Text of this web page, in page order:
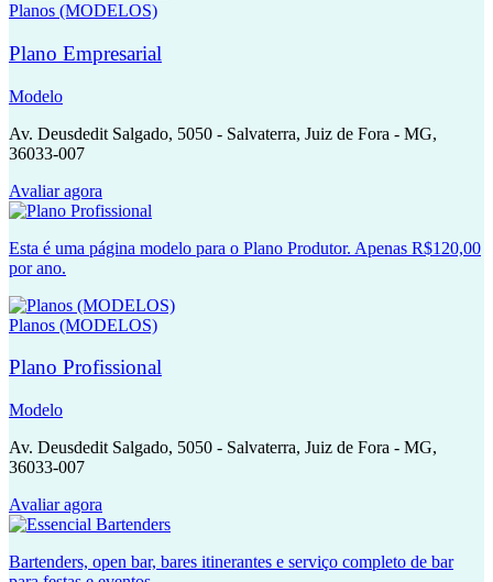
Planos (MODELOS)
Plano Empresarial
Modelo
Av. Deusdedit Salgado, 5050 - Salvaterra, Juiz de Fora - MG,
36033-007
Avaliar agora
Esta é uma página modelo para o Plano Produtor. Apenas R$120,00
por ano.
Planos (MODELOS)
Plano Profissional
Modelo
Av. Deusdedit Salgado, 5050 - Salvaterra, Juiz de Fora - MG,
36033-007
Avaliar agora
Bartenders, open bar, bares itinerantes e serviço completo de bar